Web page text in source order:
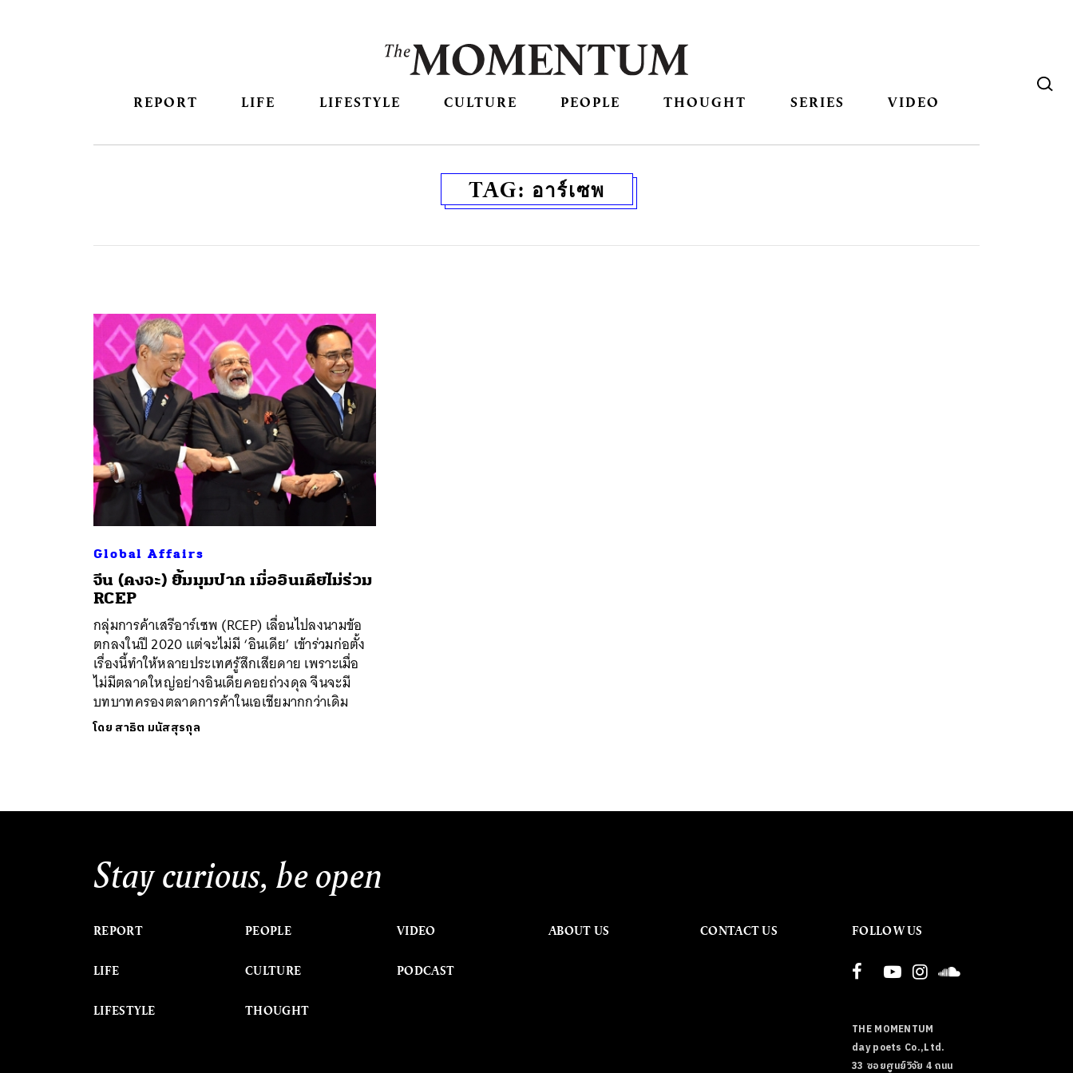
REPORT LIFE LIFESTYLE CULTURE PEOPLE THOUGHT SERIES VIDEO
TAG: อาร์เซพ
Global Affairs
จีน (คงจะ) ยิ้มมุมปาก เมื่ออินเดียไม่ร่วม
RCEP
กลุ่มการค้าเสรีอาร์เซพ (RCEP) เลื่อนไปลงนามข้อ
ตกลงในปี 2020 แต่จะไม่มี ‘อินเดีย’ เข้าร่วมก่อตั้ง
เรื่องนี้ทำให้หลายประเทศรู้สึกเสียดาย เพราะเมื่อ
ไม่มีตลาดใหญ่อย่างอินเดียคอยถ่วงดุล จีนจะมี
บทบาทครองตลาดการค้าในเอเชียมากกว่าเดิม
โดย สาธิต มนัสสุรกุล
Stay curious, be open
REPORT
LIFE
LIFESTYLE
PEOPLE
CULTURE
THOUGHT
VIDEO
PODCAST
ABOUT US CONTACT US FOLLOW US
THE MOMENTUM
day poets Co.,Ltd.
33 ซอยศูนย์วิจัย 4 ถนน